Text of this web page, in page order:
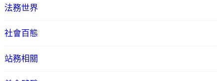
法務世界
社會百態
站務相關